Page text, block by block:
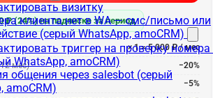
визитку
клиента нет в WA — смс/письмо или
(серый WhatsApp, amoCRM)
триггер на проверку номера
WhatsApp, amoCRM)
общения через salesbot (серый
amoCRM)